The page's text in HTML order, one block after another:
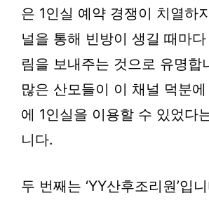
은 1인실 예약 경쟁이 치열하
널을 통해 빈방이 생길 때마
림을 보내주는 것으로 유명합
많은 산모들이 이 채널 덕분
에 1인실을 이용할 수 있었다
니다.
두 번째는 ‘YY산후조리원’입